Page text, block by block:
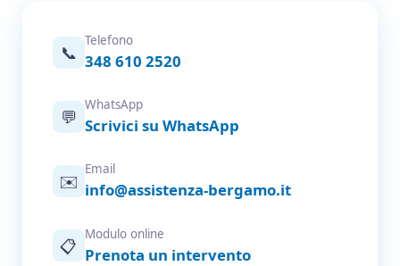
📞
Telefono
348 610 2520
💬
WhatsApp
Scrivici su WhatsApp
✉️
Email
info@assistenza-bergamo.it
📋
Modulo online
Prenota un intervento